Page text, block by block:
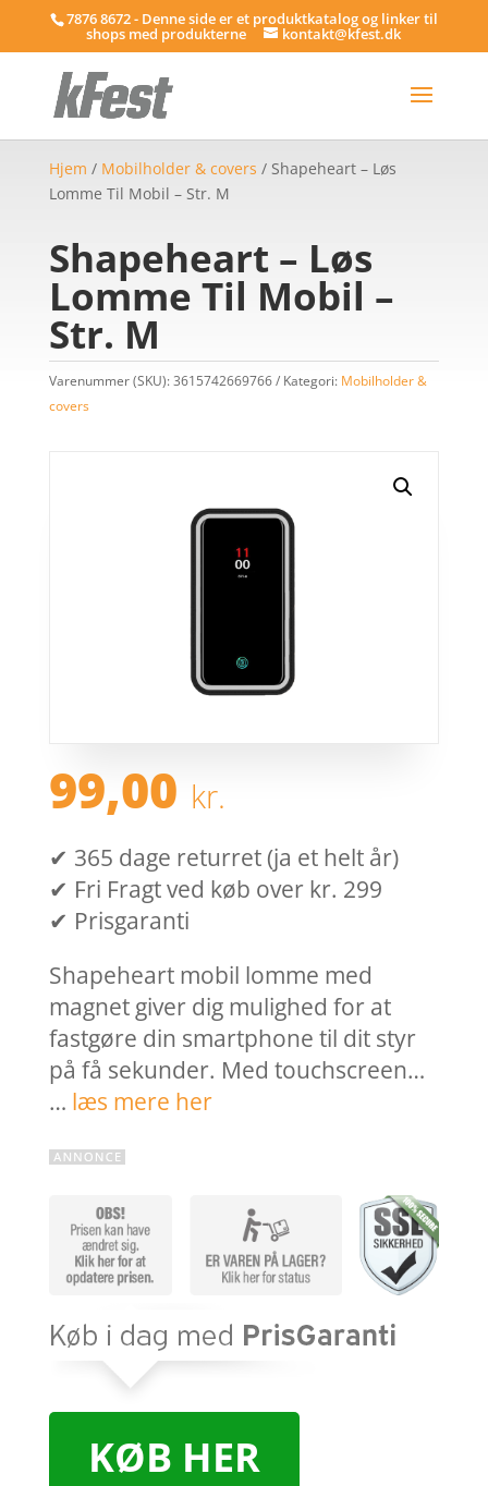
7876 8672 - Denne side er et produktkatalog og linker til
shops med produkterne kontakt@kfest.dk
Hjem / Mobilholder & covers / Shapeheart – Løs
Lomme Til Mobil – Str. M
Shapeheart – Løs
Lomme Til Mobil –
Str. M
Varenummer (SKU):3615742669766 Kategori: Mobilholder &
covers
99,00 kr.
✔ 365 dage returret (ja et helt år)
✔ Fri Fragt ved køb over kr. 299
✔ Prisgaranti
Shapeheart mobil lomme med
magnet giver dig mulighed for at
fastgøre din smartphone til dit styr
på få sekunder. Med touchscreen…
… læs mere her
KØB HER